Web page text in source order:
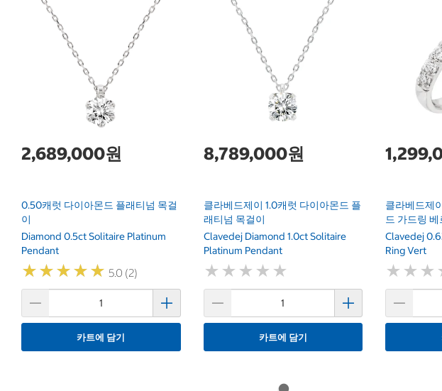
2,689,000원
0.50캐럿 다이아몬드 플래티넘 목걸
이
Diamond 0.5ct Solitaire Platinum
Pendant
★★★★★
★★★★★ 5.0 (2)
카트에 담기
8,789,000원
클라베드제이 1.0캐럿 다이아몬드 플
래티넘 목걸이
Clavedej Diamond 1.0ct Solitaire
Platinum Pendant
★ ★ ★ ★ ★
★ ★ ★ ★ ★
카트에 담기
클라베드제
드 가드링 베
Clavedej
Ring Vert
★ ★ ★
★ ★ ★